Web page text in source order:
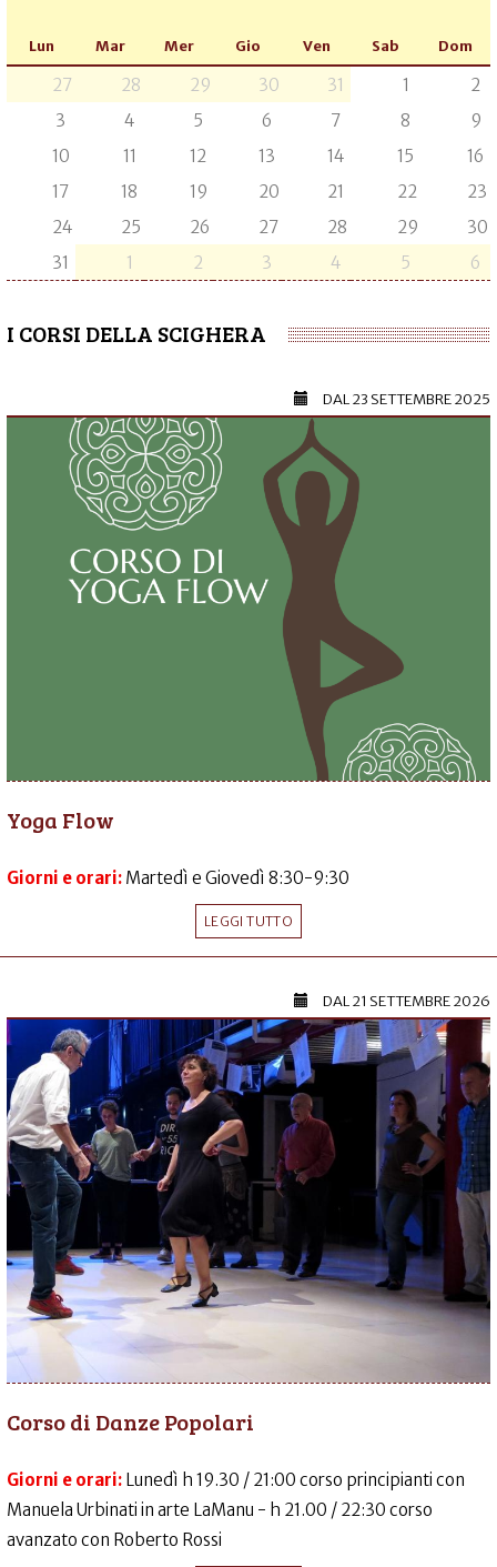
Lun Mar Mer Gio Ven Sab Dom
27 28 29 30 31 1
2
3
4 5 6 7 8
9
10
11 12 13 14 15
16
17
18 19 20 21 22
23
24
25 26 27 28 29
30
31
1 2 3 4 5 6
I CORSI DELLA SCIGHERA
DAL23 SETTEMBRE 2025
Yoga Flow
Giorni e orari: Martedì e Giovedì 8:30-9:30
LEGGI TUTTO
DAL21 SETTEMBRE 2026
Corso di Danze Popolari
Giorni e orari: Lunedì h 19.30 / 21:00 corso principianti con
Manuela Urbinati in arte LaManu - h 21.00 / 22:30 corso
avanzato con Roberto Rossi